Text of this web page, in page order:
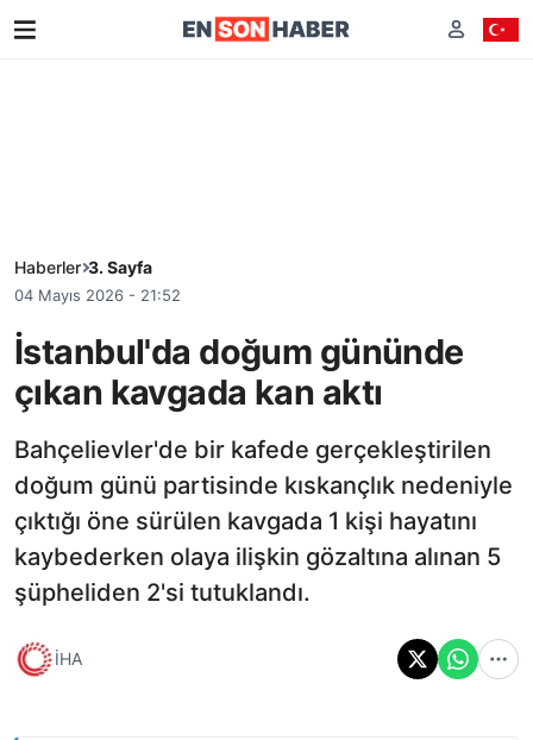
Haberler 3. Sayfa
04 Mayıs 2026 - 21:52
İstanbul'da doğum gününde
çıkan kavgada kan aktı
Bahçelievler'de bir kafede gerçekleştirilen
doğum günü partisinde kıskançlık nedeniyle
çıktığı öne sürülen kavgada 1 kişi hayatını
kaybederken olaya ilişkin gözaltına alınan 5
şüpheliden 2'si tutuklandı.
İHA